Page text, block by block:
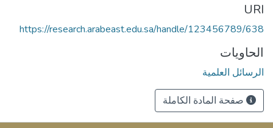
URI
https://research.arabeast.edu.sa/handle/123456789/638
الحاويات
الرسائل العلمية
صفحة المادة الكاملة